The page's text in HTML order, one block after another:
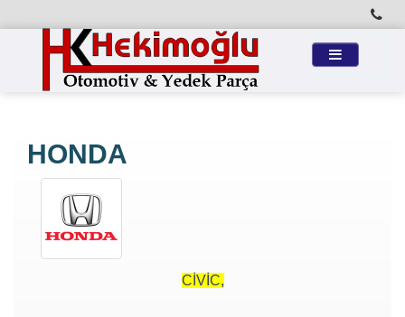
HONDA
CİVİC,